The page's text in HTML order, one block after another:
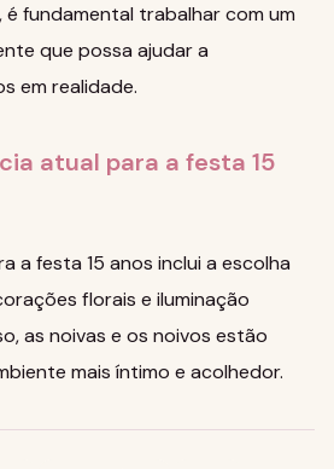
é fundamental trabalhar com um
que possa ajudar a
em realidade.
atual para a festa 15
a festa 15 anos inclui a escolha
florais e iluminação
as noivas e os noivos estão
mais íntimo e acolhedor.